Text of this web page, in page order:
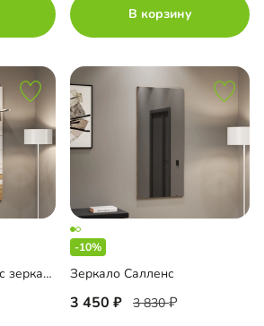
В корзину
Вешалка Салленс-2 с зеркалом
-10%
Зеркало Салленс
3 450 3 830